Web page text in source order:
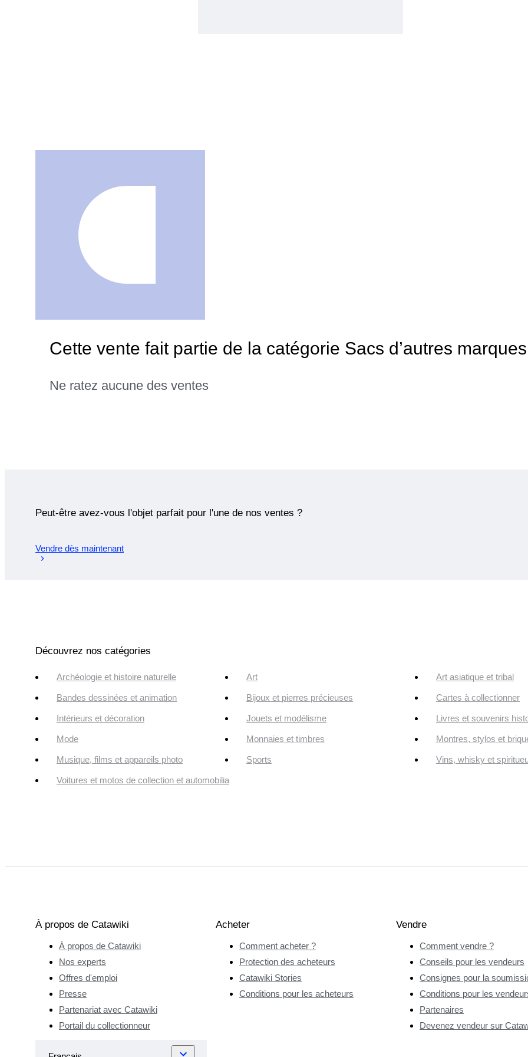
Cette vente fait partie de la catégorie Sacs d’autres marques
Ne ratez aucune des ventes
Peut-être avez-vous l'objet parfait pour l'une de nos ventes ?
Vendre dès maintenant
Découvrez nos catégories
Archéologie et histoire naturelle Art Art asiatique et tribal
Bandes dessinées et animation Bijoux et pierres précieuses Cartes à collectionner
Intérieurs et décoration Jouets et modélisme Livres et souvenirs
Mode Monnaies et timbres Montres, stylos et
Musique, films et appareils photo Sports Vins, whisky et
Voitures et motos de collection et automobilia
À propos de Catawiki
À propos de Catawiki
Nos experts
Offres d'emploi
Presse
Partenariat avec Catawiki
Portail du collectionneur
Acheter
Comment acheter ?
Protection des acheteurs
Catawiki Stories
Conditions pour les acheteurs
Vendre
Comment vendre ?
Conseils pour les vendeurs
Consignes pour la
Conditions pour les
Partenaires
Devenez vendeur sur